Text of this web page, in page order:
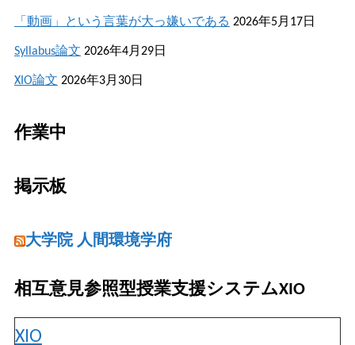
「動画」という言葉が大っ嫌いである 2026年5月17日
Syllabus論文 2026年4月29日
XIO論文 2026年3月30日
作業中
掲示板
大学院 人間環境学府
相互意見参照型授業支援システムXIO
XIO